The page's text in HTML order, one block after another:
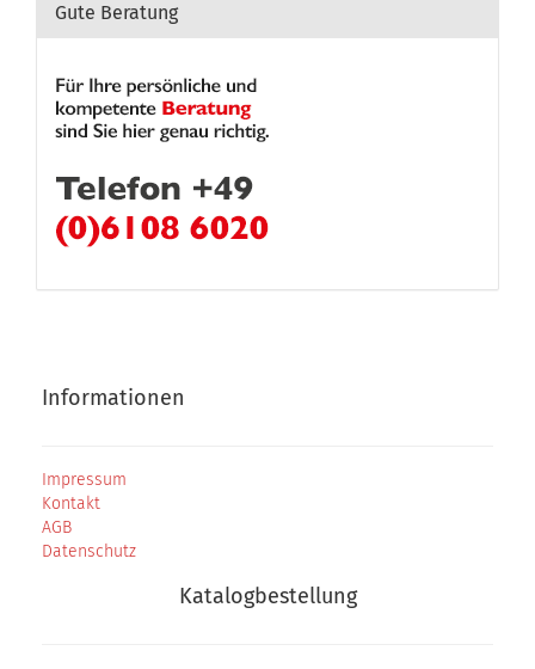
Gute Beratung
Informationen
Impressum
Kontakt
AGB
Datenschutz
Katalogbestellung